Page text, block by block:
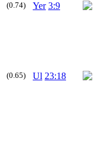
(0.74) Yer 3:9
(0.65) Ul 23:18